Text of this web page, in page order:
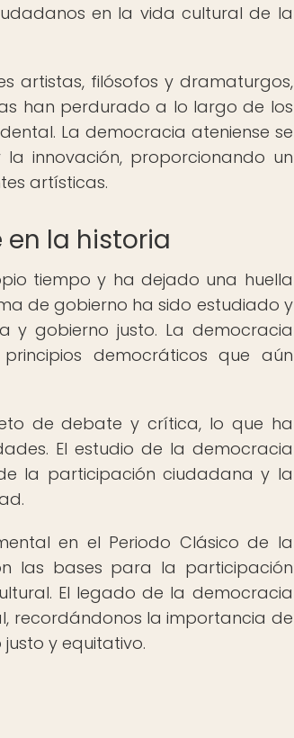
en la vida cultural de la
artistas, filósofos y dramaturgos,
han perdurado a lo largo de los
La democracia ateniense se
innovación, proporcionando un
artísticas.
la historia
tiempo y ha dejado una huella
de gobierno ha sido estudiado y
y gobierno justo. La democracia
democráticos que aún
de debate y crítica, lo que ha
El estudio de la democracia
la participación ciudadana y la
en el Periodo Clásico de la
las bases para la participación
El legado de la democracia
recordándonos la importancia de
y equitativo.